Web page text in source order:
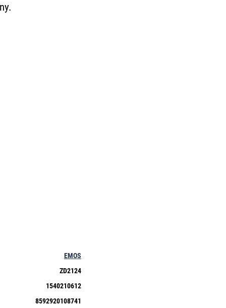
EMOS
ZD2124
1540210612
8592920108741